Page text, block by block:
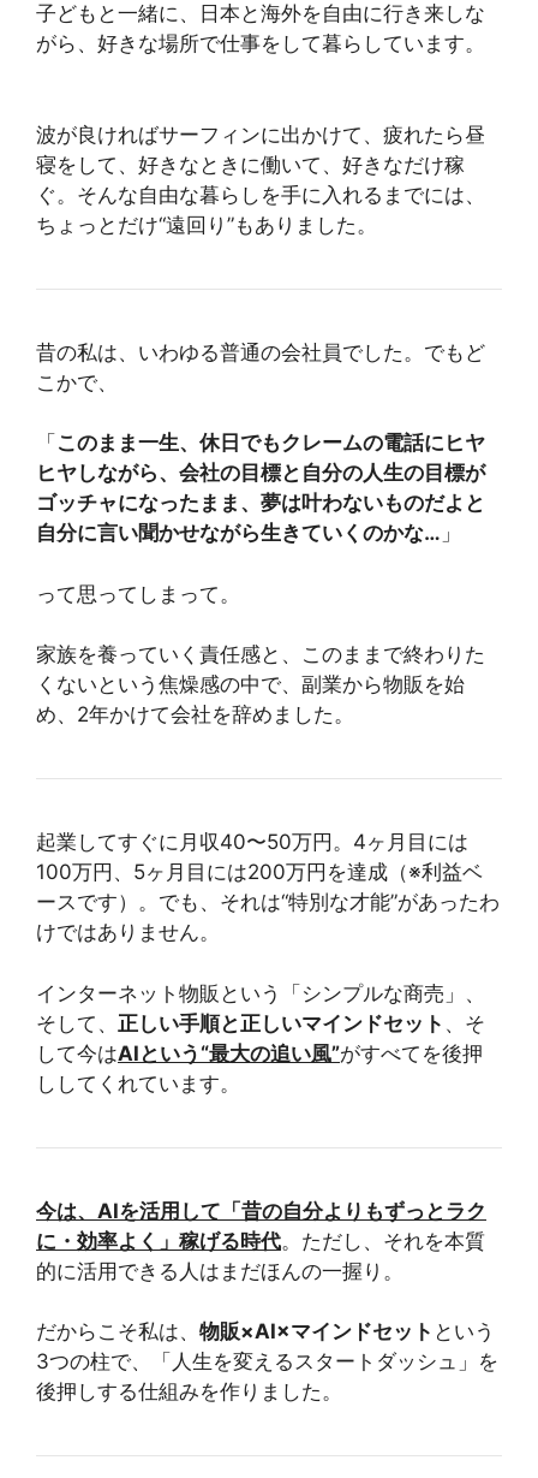
子どもと一緒に、日本と海外を自由に行き来しな
がら、好きな場所で仕事をして暮らしています。
波が良ければサーフィンに出かけて、疲れたら昼
寝をして、好きなときに働いて、好きなだけ稼
ぐ。そんな自由な暮らしを手に入れるまでには、
ちょっとだけ“遠回り”もありました。
昔の私は、いわゆる普通の会社員でした。でもど
こかで、
「 このまま一生、休日でもクレームの電話にヒヤ
ヒヤしながら、会社の目標と自分の人生の目標が
ゴッチャになったまま、夢は叶わないものだよと
自分に言い聞かせながら生きていくのかな… 」
って思ってしまって。
家族を養っていく責任感と、このままで終わりた
くないという焦燥感の中で、副業から物販を始
め、2年かけて会社を辞めました。
起業してすぐに月収40〜50万円。4ヶ月目には
100万円、5ヶ月目には200万円を達成（※利益ベ
ースです）。でも、それは“特別な才能”があったわ
けではありません。
インターネット物販という「シンプルな商売」、
そして、 正しい手順と正しいマインドセット 、そ
して今はAIという“最大の追い風”がすべてを後押
ししてくれています。
今は、AIを活用して「昔の自分よりもずっとラク
に・効率よく」稼げる時代。ただし、それを本質
的に活用できる人はまだほんの一握り。
だからこそ私は、 物販×AI×マインドセット という
3つの柱で、「人生を変えるスタートダッシュ」を
後押しする仕組みを作りました。